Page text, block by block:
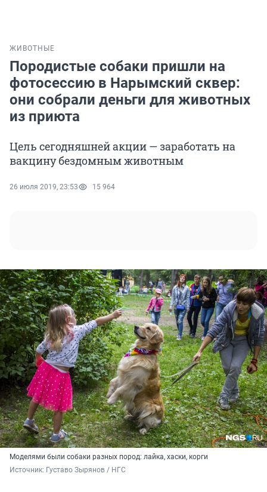
ЖИВОТНЫЕ
Породистые собаки пришли на
фотосессию в Нарымский сквер:
они собрали деньги для животных
из приюта
Цель сегодняшней акции — заработать на
вакцину бездомным животным
26 июля 2019, 23:53 15 964
Моделями были собаки разных пород: лайка, хаски, корги
Источник: Густаво Зырянов / НГС